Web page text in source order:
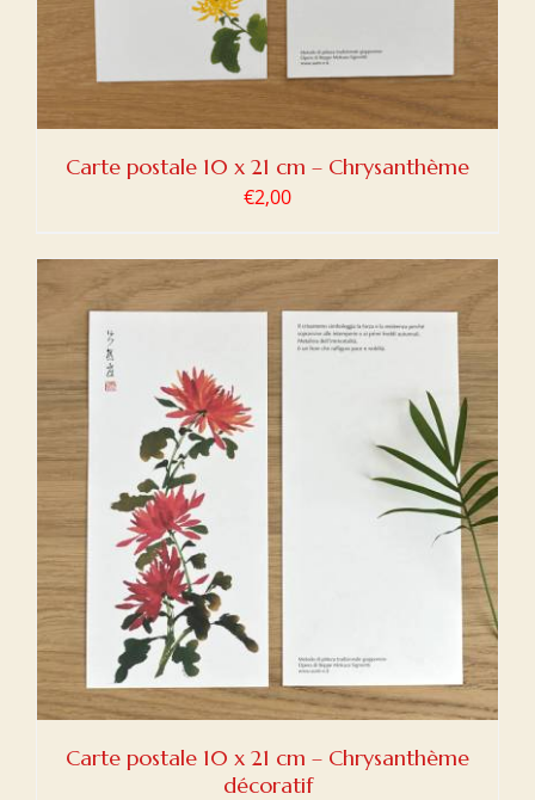
Carte postale 10 x 21 cm – Chrysanthème
€2,00
Carte postale 10 x 21 cm – Chrysanthème
décoratif